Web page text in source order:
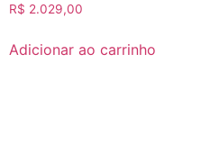
R$ 2.029,00
Adicionar ao carrinho